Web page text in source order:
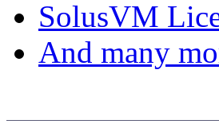
SolusVM
And many